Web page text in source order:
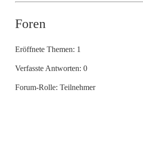
Foren
Eröffnete Themen: 1
Verfasste Antworten: 0
Forum-Rolle: Teilnehmer